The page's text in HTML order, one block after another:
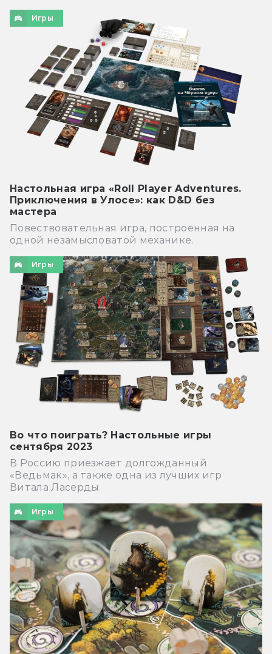
Игры
Настольная игра «Roll Player Adventures.
Приключения в Улосе»: как D&D без
мастера
Повествовательная игра, построенная на
одной незамысловатой механике.
Игры
Во что поиграть? Настольные игры
сентября 2023
В Россию приезжает долгожданный
«Ведьмак», а также одна из лучших игр
Витала Ласерды
Игры